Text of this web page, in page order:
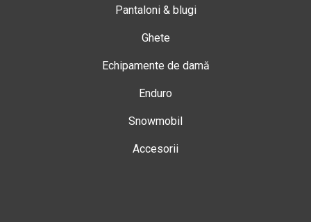
Pantaloni & blugi
Ghete
Echipamente de damă
Enduro
Snowmobil
Accesorii